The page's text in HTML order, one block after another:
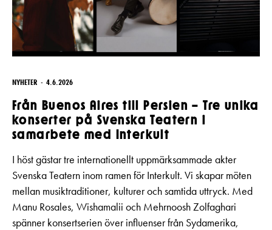
NYHETER 4.6.2026
Från Buenos Aires till Persien – Tre unika
konserter på Svenska Teatern i
samarbete med Interkult
I höst gästar tre internationellt uppmärksammade akter
Svenska Teatern inom ramen för Interkult. Vi skapar möten
mellan musiktraditioner, kulturer och samtida uttryck. Med
Manu Rosales, Wishamalii och Mehrnoosh Zolfaghari
spänner konsertserien över influenser från Sydamerika,